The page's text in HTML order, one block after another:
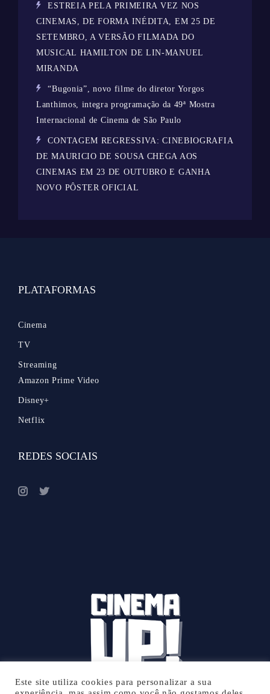
ESTREIA PELA PRIMEIRA VEZ NOS
CINEMAS, DE FORMA INÉDITA, EM 25 DE
SETEMBRO, A VERSÃO FILMADA DO
MUSICAL HAMILTON DE LIN-MANUEL
MIRANDA
“Bugonia”, novo filme do diretor Yorgos
Lanthimos, integra programação da 49ª Mostra
Internacional de Cinema de São Paulo
CONTAGEM REGRESSIVA: CINEBIOGRAFIA
DE MAURICIO DE SOUSA CHEGA AOS
CINEMAS EM 23 DE OUTUBRO E GANHA
NOVO PÔSTER OFICIAL
PLATAFORMAS
Cinema
TV
Streaming
Amazon Prime Video
Disney+
Netflix
REDES SOCIAIS
Este site utiliza cookies para personalizar a sua